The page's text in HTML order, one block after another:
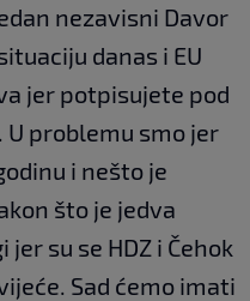
nezavisni Davor
danas i EU
jer potpisujete pod
problemu smo jer
i nešto je
što je jedva
su se HDZ i Čehok
Sad ćemo imati